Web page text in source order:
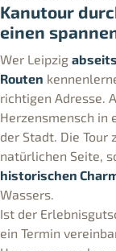
Kanutour
einen
Wer Leipzig
Routen
richtigen Adresse.
Herzensmensch in
der Stadt. Die Tour
natürlichen Seite,
historischen
Wassers.
Ist der
ein Termin